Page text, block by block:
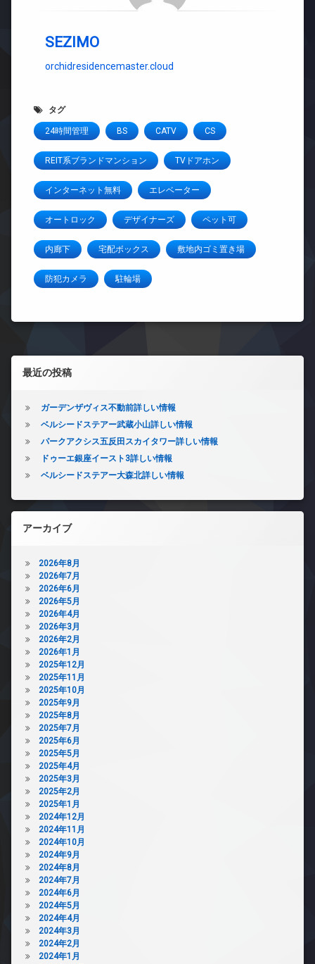
SEZIMO
orchidresidencemaster.cloud
タグ
24時間管理 BS CATV CS
REIT系ブランドマンション TVドアホン
インターネット無料 エレベーター
オートロック デザイナーズ ペット可
内廊下 宅配ボックス 敷地内ゴミ置き場
防犯カメラ 駐輪場
左サイドバー
最近の投稿
ガーデンザヴィス不動前詳しい情報
ベルシードステアー武蔵小山詳しい情報
パークアクシス五反田スカイタワー詳しい情報
ドゥーエ銀座イースト3詳しい情報
ベルシードステアー大森北詳しい情報
アーカイブ
2026年8月
2026年7月
2026年6月
2026年5月
2026年4月
2026年3月
2026年2月
2026年1月
2025年12月
2025年11月
2025年10月
2025年9月
2025年8月
2025年7月
2025年6月
2025年5月
2025年4月
2025年3月
2025年2月
2025年1月
2024年12月
2024年11月
2024年10月
2024年9月
2024年8月
2024年7月
2024年6月
2024年5月
2024年4月
2024年3月
2024年2月
2024年1月